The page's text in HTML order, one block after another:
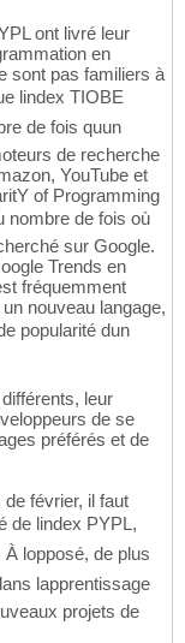
ont livré leur
en
sont pas familiers à
lindex TIOBE
de fois quun
de recherche
YouTube et
of Programming
nombre de fois où
sur Google.
Trends en
fréquemment
nouveau langage,
popularité dun
leur
de se
préférés et de
février, il faut
de lindex PYPL,
lopposé, de plus
lapprentissage
projets de